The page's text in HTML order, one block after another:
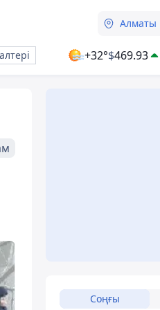
Алматы
+32°$469.93
Соңғы